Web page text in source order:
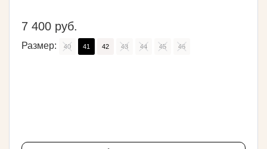
7 400 руб.
Размер: 40 41 42 43 44 45 46